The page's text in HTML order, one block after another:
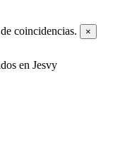
de coincidencias. ×